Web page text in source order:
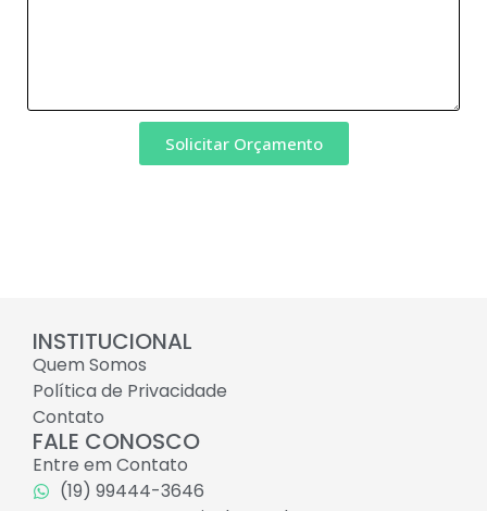
Solicitar Orçamento
INSTITUCIONAL
Quem Somos
Política de Privacidade
Contato
FALE CONOSCO
Entre em Contato
(19) 99444-3646